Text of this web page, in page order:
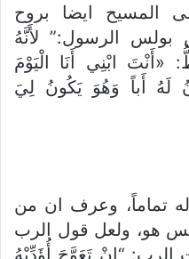
المسيح ايضا بروح
بولس الرسول:” لأَنَّهُ
ابْنِي أَنَا الْيَوْمَ
لَهُ أَباً وَهُوَ يَكُونُ لِيَ
تماماً، وعرف ان من
هو، ولعل قول الرب
الرب: “إِنْ تَعَوَّجَ أُؤَدِّبْهُ